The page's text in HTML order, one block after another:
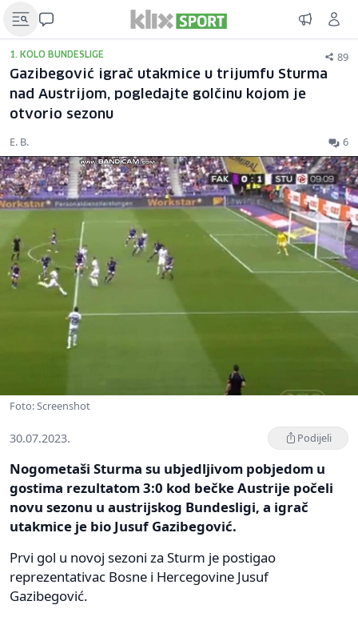
1. KOLO BUNDESLIGE 89
Gazibegović igrač utakmice u trijumfu Sturma
nad Austrijom, pogledajte golčinu kojom je
otvorio sezonu
E. B. 6
Foto: Screenshot
30.07.2023. Podijeli
Nogometaši Sturma su ubjedljivom pobjedom u
gostima rezultatom 3:0 kod bečke Austrije počeli
novu sezonu u austrijskog Bundesligi, a igrač
utakmice je bio Jusuf Gazibegović.
Prvi gol u novoj sezoni za Sturm je postigao
reprezentativac Bosne i Hercegovine Jusuf
Gazibegović.